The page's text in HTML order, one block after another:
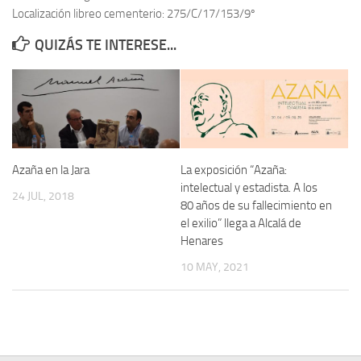
Memoria Histórica
Investigación previa de la represión en Talavera de la Reina (1937-
1947).
Informe Represión en Toledo 1936-1947 | Buscador
Informe de la fosa de abril de 1939 de Tembleque
Enciclopedia Republicana
Izquierda Republicana. Agrupaciones y Militantes (1934-1939)
Localización libreo cementerio: 275/C/17/153/9º
QUIZÁS TE INTERESE...
Azaña en la Jara
24 JUL, 2018
La exposición “Azaña:
intelectual y estadista. A los
80 años de su fallecimiento en
el exilio” llega a Alcalá de
Henares
10 MAY, 2021